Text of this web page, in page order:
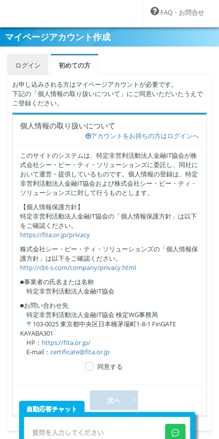
FAQ・お問合せ
マイページアカウント作成
ログイン 初めての方
お申し込みされる方はマイページアカウントが必要です。
下記の「個人情報の取り扱いについて」にご同意いただいたうえで
ご登録ください。
個人情報の取り扱いについて
アカウントをお持ちの方はログインへ
このサイトのシステムは、特定非営利活動法人金融IT協会が株
式会社シー・ビー・ティ・ソリューションズに委託し、同社に
おいて運営・提供しているものです。個人情報の登録は、特定
非営利活動法人金融IT協会および株式会社シー・ビー・ティ・
ソリューションズに対して行うものとします。
【個人情報保護方針】
特定非営利活動法人金融IT協会の「個人情報保護方針」は以下
をご確認ください。
https://fita.or.jp/privacy
株式会社シー・ビー・ティ・ソリューションズの「個人情報保
護方針」は以下をご確認ください。
http://cbt-s.com/company/privacy.html
■事業者の氏名または名称
特定非営利活動法人金融IT協会
■お問い合わせ先
特定非営利活動法人金融IT協会 検定WG事務局
〒103-0025 東京都中央区日本橋茅場町1-8-1 FinGATE
KAYABA301
HP： https://fita.or.jp/
E-mail： certificate@fita.or.jp
同意する
次へ
自動応答チャット